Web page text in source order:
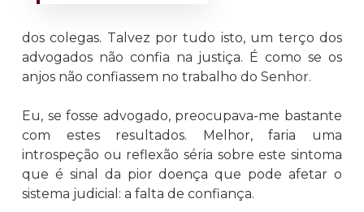
dos colegas. Talvez por tudo isto, um terço dos
advogados não confia na justiça. É como se os
anjos não confiassem no trabalho do Senhor.
Eu, se fosse advogado, preocupava-me bastante
com estes resultados. Melhor, faria uma
introspeção ou reflexão séria sobre este sintoma
que é sinal da pior doença que pode afetar o
sistema judicial: a falta de confiança.